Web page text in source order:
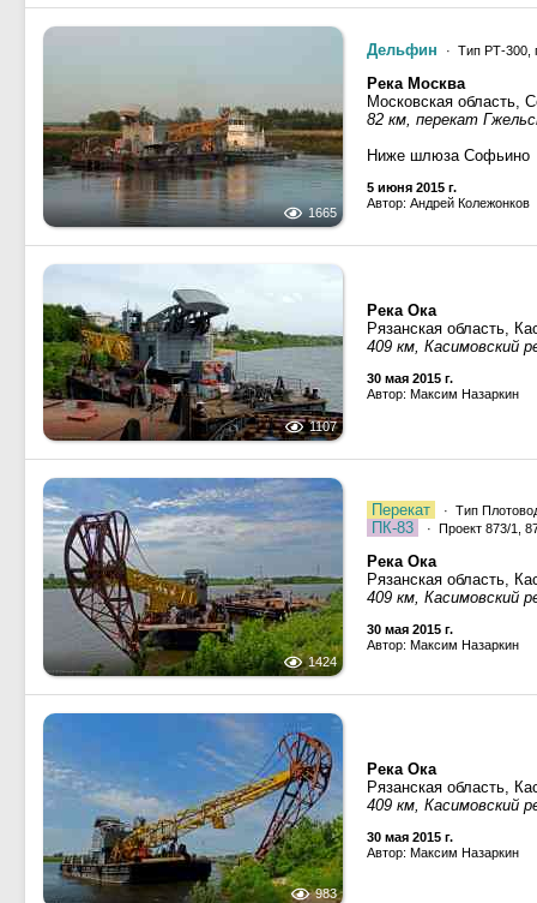
1665
Дельфин · Тип РТ-300,
Река Москва
Московская область,
82 км, перекат
Ниже шлюза Софьино
5 июня 2015 г.
Автор: Андрей Колежонков
1107
Река Ока
Рязанская область,
409 км, Касимовский
30 мая 2015 г.
Автор: Максим Назаркин
1424
Перекат · Тип
ПК-83 · Проект 873/1,
Река Ока
Рязанская область,
409 км, Касимовский
30 мая 2015 г.
Автор: Максим Назаркин
983
Река Ока
Рязанская область,
409 км, Касимовский
30 мая 2015 г.
Автор: Максим Назаркин